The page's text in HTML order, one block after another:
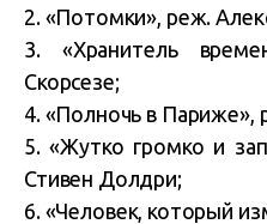
2. «Потомки», реж.
3. «Хранитель
Скорсезе;
4. «Полночь в Париже»,
5. «Жутко громко и
Стивен Долдри;
6. «Человек, который